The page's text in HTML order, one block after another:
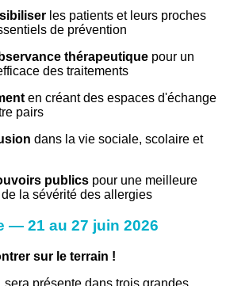
les patients et leurs proches
de prévention
thérapeutique pour un
des traitements
en créant des espaces d'échange
pairs
dans la vie sociale, scolaire et
publics pour une meilleure
la sévérité des allergies
— 21 au 27 juin 2026
sur le terrain !
sera présente dans trois grandes